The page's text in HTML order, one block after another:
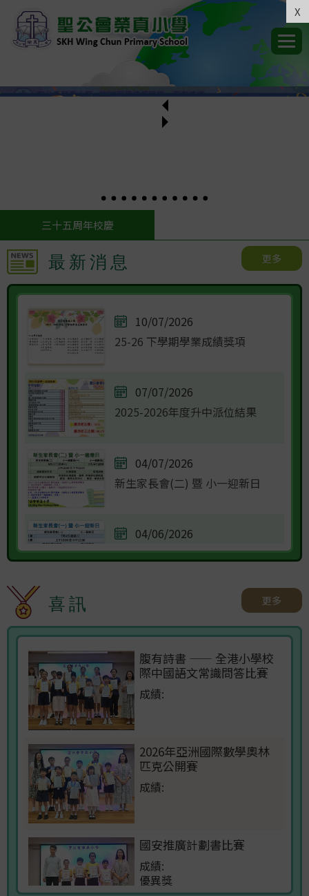
三十五周年校慶
更多
最新消息
10/07/2026
25-26 下學期學業成績獎項
07/07/2026
2025-2026年度升中派位結果
04/07/2026
新生家長會(二) 暨 小一迎新日
04/06/2026
新生家長會(一) 暨 小一迎新日
第77屆香港學校朗誦節結果
09/03/2026
親子王 2026年3月號 教育專題：
楊靄筠校長－為學生增強自信
03/03/2026
25-26 上學期學業成績獎項
香港聖公會教聲第2607期 報導：
藥探究竟在榮真
27/02/2026
更多
喜訊
腹有詩書 —— 全港小學校
際中國語文常識問答比賽
成績:
2026年亞洲國際數學奧林
匹克公開賽
成績:
國安推廣計劃書比賽
成績:
優異獎
X